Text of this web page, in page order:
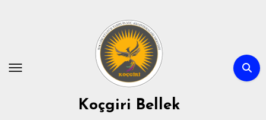
Koçgiri Bellek